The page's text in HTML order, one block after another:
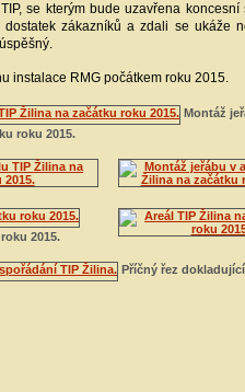
se kterým bude uzavřena
zákazníků a zdali se ukáže
instalace RMG počátkem roku 2015.
Montáž
roku 2015.
2015.
Příčný řez dokladující